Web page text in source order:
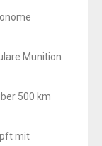
Munition
500 km
mit